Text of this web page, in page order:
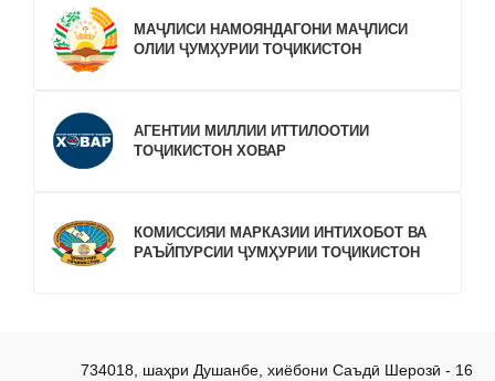
МАҶЛИСИ НАМОЯНДАГОНИ МАҶЛИСИ
ОЛИИ ҶУМҲУРИИ ТОҶИКИСТОН
АГЕНТИИ МИЛЛИИ ИТТИЛООТИИ
ТОҶИКИСТОН ХОВАР
КОМИССИЯИ МАРКАЗИИ ИНТИХОБОТ ВА
РАЪЙПУРСИИ ҶУМҲУРИИ ТОҶИКИСТОН
734018, шаҳри Душанбе, хиёбони Саъдӣ Шерозӣ - 16